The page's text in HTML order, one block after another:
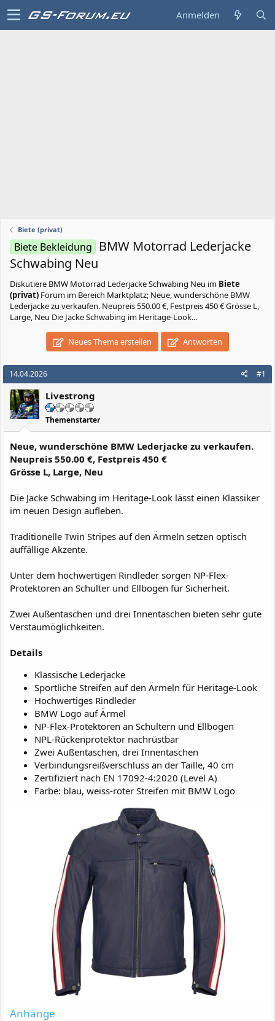
Anmelden
Biete (privat)
Biete Bekleidung
BMW Motorrad Lederjacke
Schwabing Neu
Diskutiere BMW Motorrad Lederjacke Schwabing Neu im Biete
(privat) Forum im Bereich Marktplatz; Neue, wunderschöne BMW
Lederjacke zu verkaufen. Neupreis 550.00 €, Festpreis 450 € Grösse L,
Large, Neu Die Jacke Schwabing im Heritage-Look...
Neues Thema erstellen Antworten
14.04.2026 #1
Livestrong
Themenstarter
Neue, wunderschöne BMW Lederjacke zu verkaufen.
Neupreis 550.00 €, Festpreis 450 €
Grösse L, Large, Neu
Die Jacke Schwabing im Heritage-Look lässt einen Klassiker
im neuen Design aufleben.
Traditionelle Twin Stripes auf den Ärmeln setzen optisch
auffällige Akzente.
Unter dem hochwertigen Rindleder sorgen NP-Flex-
Protektoren an Schulter und Ellbogen für Sicherheit.
Zwei Außentaschen und drei Innentaschen bieten sehr gute
Verstaumöglichkeiten.
Details
Klassische Lederjacke
Sportliche Streifen auf den Ärmeln für Heritage-Look
Hochwertiges Rindleder
BMW Logo auf Ärmel
NP-Flex-Protektoren an Schultern und Ellbogen
NPL-Rückenprotektor nachrüstbar
Zwei Außentaschen, drei Innentaschen
Verbindungsreißverschluss an der Taille, 40 cm
Zertifiziert nach EN 17092-4:2020 (Level A)
Farbe: blau, weiss-roter Streifen mit BMW Logo
Anhänge